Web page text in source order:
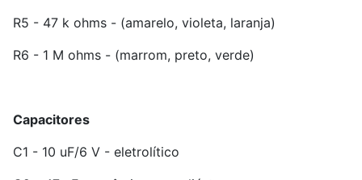
R5 - 47 k ohms - (amarelo, violeta, laranja)
R6 - 1 M ohms - (marrom, preto, verde)
Capacitores
C1 - 10 uF/6 V - eletrolítico